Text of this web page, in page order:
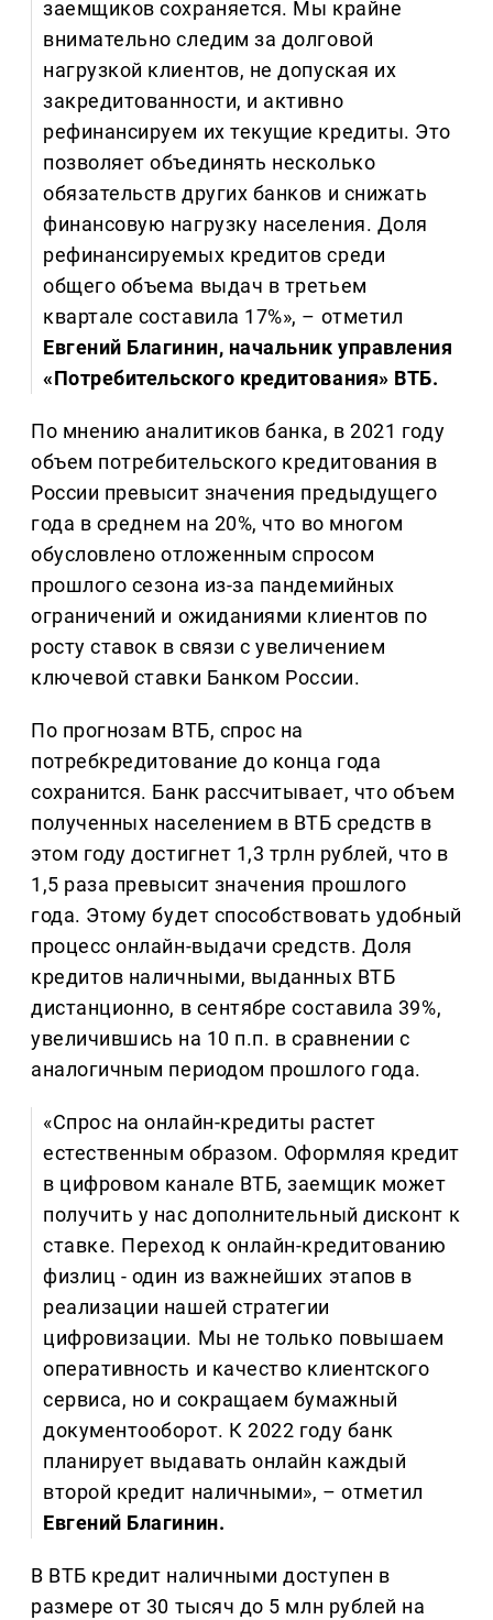
заемщиков сохраняется. Мы крайне
внимательно следим за долговой
нагрузкой клиентов, не допуская их
закредитованности, и активно
рефинансируем их текущие кредиты. Это
позволяет объединять несколько
обязательств других банков и снижать
финансовую нагрузку населения. Доля
рефинансируемых кредитов среди
общего объема выдач в третьем
квартале составила 17%», – отметил
Евгений Благинин, начальник управления
«Потребительского кредитования» ВТБ.
По мнению аналитиков банка, в 2021 году
объем потребительского кредитования в
России превысит значения предыдущего
года в среднем на 20%, что во многом
обусловлено отложенным спросом
прошлого сезона из-за пандемийных
ограничений и ожиданиями клиентов по
росту ставок в связи с увеличением
ключевой ставки Банком России.
По прогнозам ВТБ, спрос на
потребкредитование до конца года
сохранится. Банк рассчитывает, что объем
полученных населением в ВТБ средств в
этом году достигнет 1,3 трлн рублей, что в
1,5 раза превысит значения прошлого
года. Этому будет способствовать удобный
процесс онлайн-выдачи средств. Доля
кредитов наличными, выданных ВТБ
дистанционно, в сентябре составила 39%,
увеличившись на 10 п.п. в сравнении с
аналогичным периодом прошлого года.
«Спрос на онлайн-кредиты растет
естественным образом. Оформляя кредит
в цифровом канале ВТБ, заемщик может
получить у нас дополнительный дисконт к
ставке. Переход к онлайн-кредитованию
физлиц - один из важнейших этапов в
реализации нашей стратегии
цифровизации. Мы не только повышаем
оперативность и качество клиентского
сервиса, но и сокращаем бумажный
документооборот. К 2022 году банк
планирует выдавать онлайн каждый
второй кредит наличными», – отметил
Евгений Благинин.
В ВТБ кредит наличными доступен в
размере от 30 тысяч до 5 млн рублей на